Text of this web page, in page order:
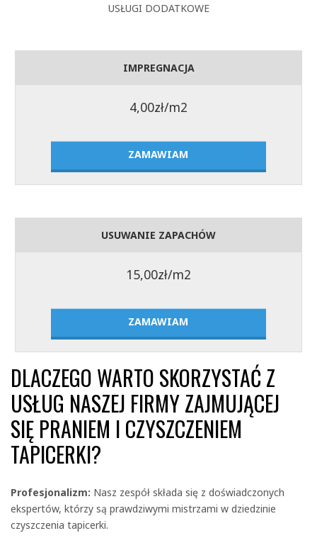
USŁUGI DODATKOWE
IMPREGNACJA
4,00zł/m2
ZAMAWIAM
USUWANIE ZAPACHÓW
15,00zł/m2
ZAMAWIAM
DLACZEGO WARTO SKORZYSTAĆ Z
USŁUG NASZEJ FIRMY ZAJMUJĄCEJ
SIĘ PRANIEM I CZYSZCZENIEM
TAPICERKI?
Profesjonalizm: Nasz zespół składa się z doświadczonych
ekspertów, którzy są prawdziwymi mistrzami w dziedzinie
czyszczenia tapicerki.